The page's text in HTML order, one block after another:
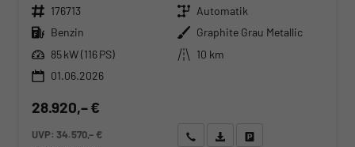
Fahrzeugnr. 176713 Getriebe Automatik
Kraftstoff Benzin Außenfarbe Graphite Grau Metallic
Leistung 85 kW (116 PS) Kilometerstand
10 km
01.06.2026
28.920,– €
UVP:34.570,– €
Wir rufen Sie anAngebot drucken (PDF)